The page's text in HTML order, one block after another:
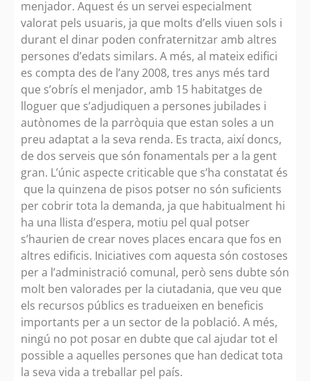
menjador. Aquest és un servei especialment
valorat pels usuaris, ja que molts d’ells viuen sols i
durant el dinar poden confraternitzar amb altres
persones d’edats similars. A més, al mateix edifici
es compta des de l’any 2008, tres anys més tard
que s’obrís el menjador, amb 15 habitatges de
lloguer que s’adjudiquen a persones jubilades i
autònomes de la parròquia que estan soles a un
preu adaptat a la seva renda. Es tracta, així doncs,
de dos serveis que són fonamentals per a la gent
gran. L’únic aspecte criticable que s’ha constatat és
que la quinzena de pisos potser no són suficients
per cobrir tota la demanda, ja que habitualment hi
ha una llista d’espera, motiu pel qual potser
s’haurien de crear noves places encara que fos en
altres edificis. Iniciatives com aquesta són costoses
per a l’administració comunal, però sens dubte són
molt ben valorades per la ciutadania, que veu que
els recursos públics es tradueixen en beneficis
importants per a un sector de la població. A més,
ningú no pot posar en dubte que cal ajudar tot el
possible a aquelles persones que han dedicat tota
la seva vida a treballar pel país.